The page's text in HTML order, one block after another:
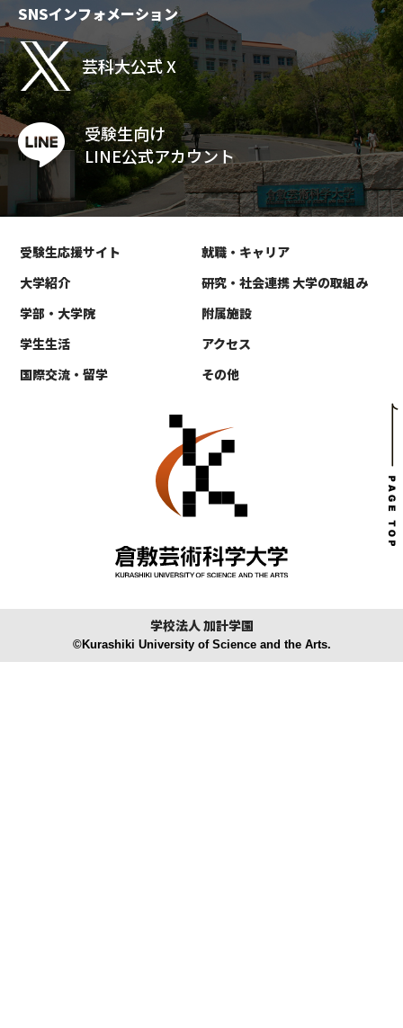
SNSインフォメーション
芸科大公式 X
受験生向け
LINE公式アカウント
受験生応援サイト
大学紹介
学部・大学院
学生生活
国際交流・留学
就職・キャリア
研究・社会連携 大学の取組み
附属施設
アクセス
その他
学校法人 加計学園
©Kurashiki University of Science and the Arts.